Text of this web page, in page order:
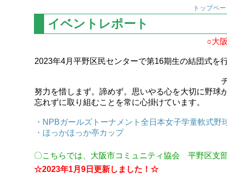
トップペ
イベントレポート
○大
2023年4月平野区民センターで第16期生の結団式を
チームのモッ
努力を惜しまず。諦めず。思いやる心を大切に野球
忘れずに取り組むことを常に心掛けています。
・NPBガールズトーナメント全日本女子学童軟式野
・ほっかほっか亭カップ
〇こちらでは、大阪市コミュニティ協会 平野区支
☆2023年1月9日更新しました！☆